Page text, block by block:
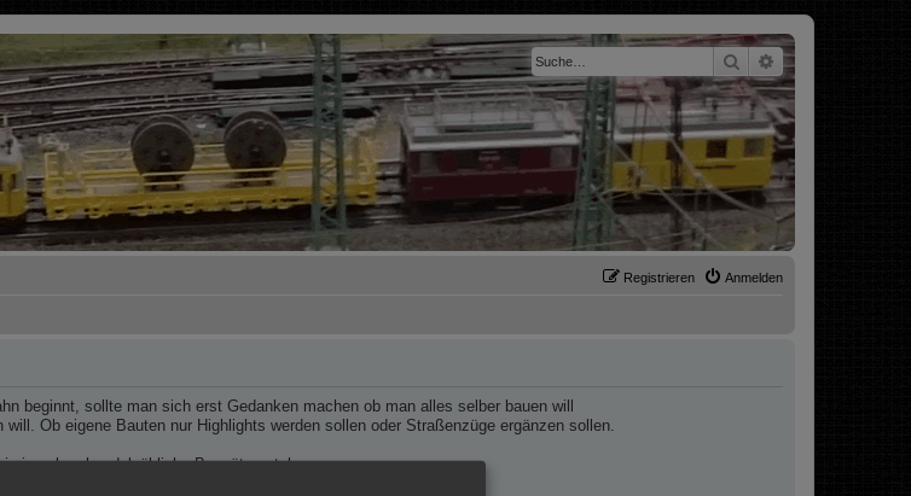
SucheErweiterte Suche
Anmelden
Registrieren
beginnt, sollte man sich erst Gedanken machen ob man alles selber bauen will
Ob eigene Bauten nur Highlights werden sollen oder Straßenzüge ergänzen sollen.
ja neben handelsübliche Bausätze stehen.
Die meisten Modelle sind tatsächlich nicht 1:87.